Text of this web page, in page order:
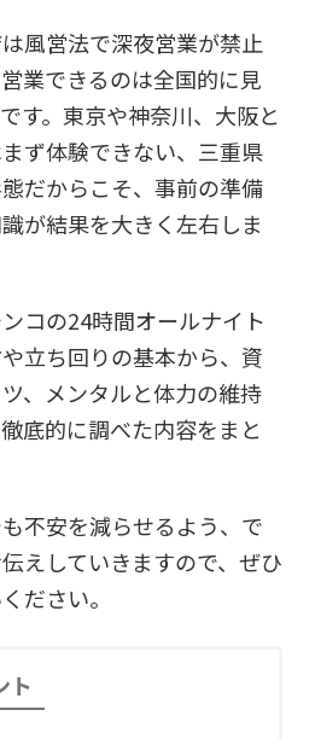
風営法で深夜営業が禁止
業できるのは全国的に見
す。東京や神奈川、大阪と
ず体験できない、三重県
だからこそ、事前の準備
が結果を大きく左右しま
コの24時間オールナイト
立ち回りの基本から、資
、メンタルと体力の維持
底的に調べた内容をまと
不安を減らせるよう、で
えしていきますので、ぜひ
ださい。
ト